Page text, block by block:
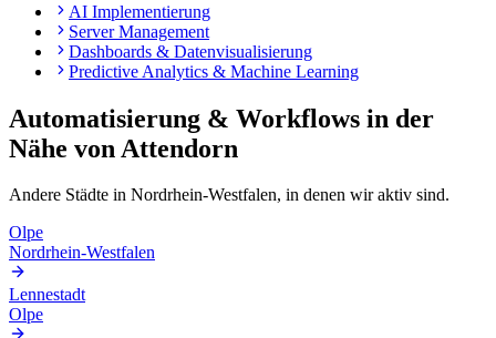
AI Implementierung
Server Management
Dashboards & Datenvisualisierung
Predictive Analytics & Machine Learning
Automatisierung & Workflows in der
Nähe von Attendorn
Andere Städte in Nordrhein-Westfalen, in denen wir aktiv sind.
Olpe
Nordrhein-Westfalen
Lennestadt
Olpe